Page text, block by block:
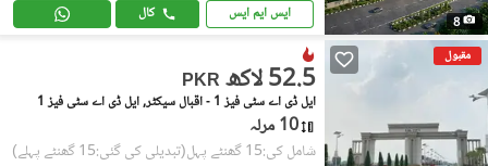
8 ایس ایم ایس کال
مقبول
PKR 52.5 لاکھ
ایل ڈی اے سٹی فیز 1 - اقبال سیکٹر, ایل ڈی اے سٹی فیز 1
10 مرلہ
شامل کی:15 گھنٹے پہل (تبدیلی کی گئی:15 گھنٹے پہلے)